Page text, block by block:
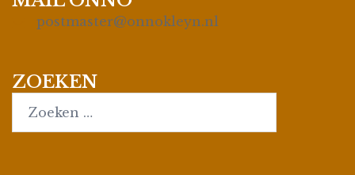
postmaster@onnokleyn.nl
ZOEKEN